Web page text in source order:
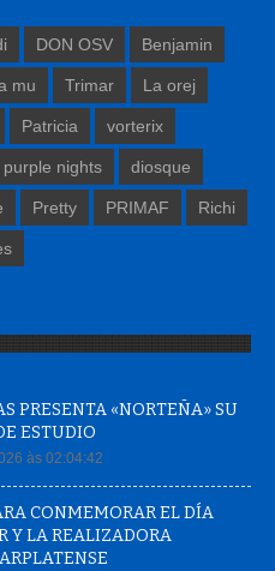
DON OSV Benjamin
mu Trimar La orej
Patricia vorterix
purple nights diosque
Pretty PRIMAF Richi
PRESENTA «NORTEÑA» SU
ESTUDIO
às 02:04:42
CONMEMORAR EL DÍA
Y LA REALIZADORA